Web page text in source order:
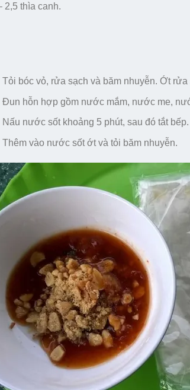
thìa canh.
Tỏi bóc vỏ, rửa sạch và băm nhuyễn. Ớt
Đun hỗn hợp gồm nước mắm, nước me,
Nấu nước sốt khoảng 5 phút, sau đó tắt bếp.
Thêm vào nước sốt ớt và tỏi băm nhuyễn.